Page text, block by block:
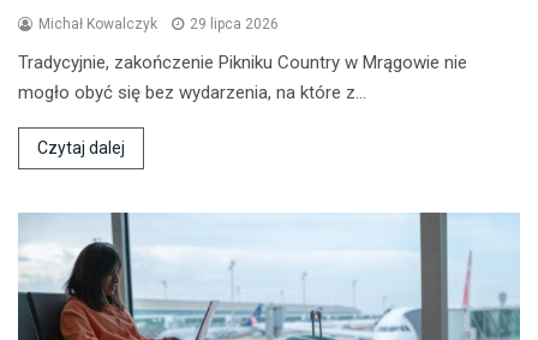
Michał Kowalczyk 29 lipca 2026
Tradycyjnie, zakończenie Pikniku Country w Mrągowie nie
mogło obyć się bez wydarzenia, na które z…
Czytaj dalej